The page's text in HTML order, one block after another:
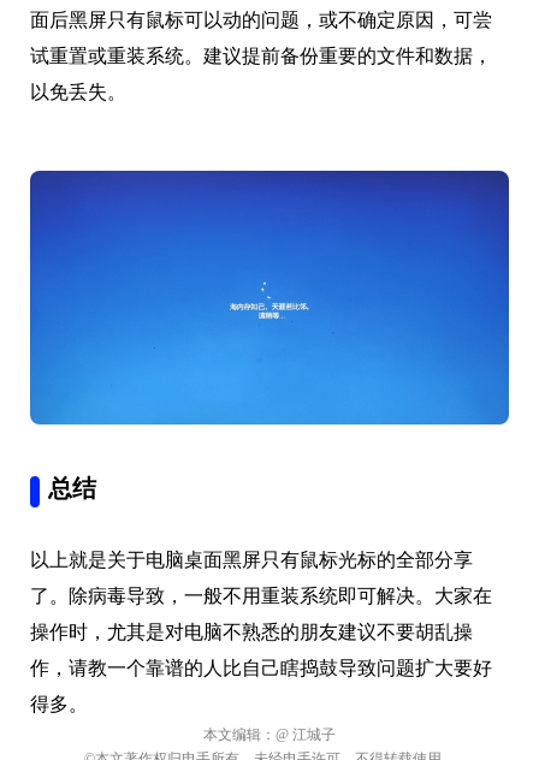
面后黑屏只有鼠标可以动的问题，或不确定原因，可尝
试重置或重装系统。建议提前备份重要的文件和数据，
以免丢失。
总结
以上就是关于电脑桌面黑屏只有鼠标光标的全部分享
了。除病毒导致，一般不用重装系统即可解决。大家在
操作时，尤其是对电脑不熟悉的朋友建议不要胡乱操
作，请教一个靠谱的人比自己瞎捣鼓导致问题扩大要好
得多。
本文编辑： @ 江城子